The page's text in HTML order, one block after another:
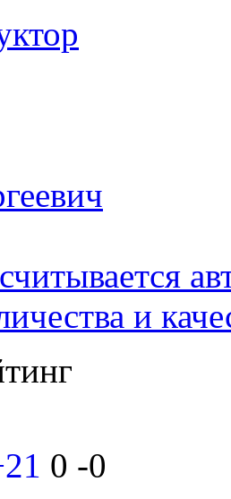
и
0 -0